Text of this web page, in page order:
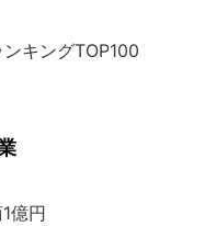
ンキングTOP100
億円